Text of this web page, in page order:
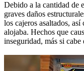
Debido a la cantidad de
graves daños
los cajeros asaltados,
alojaba. Hechos que
inseguridad, más si cabe